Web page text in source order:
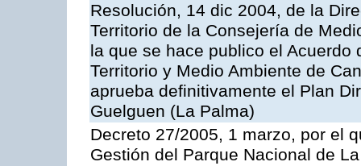
Resolución, 14 dic 2004, de la
Territorio de la Consejería de
la que se hace publico el
Territorio y Medio Ambiente de
aprueba definitivamente el Plan
Guelguen (La Palma)
Decreto 27/2005, 1 marzo, por el
Gestión del Parque Nacional de